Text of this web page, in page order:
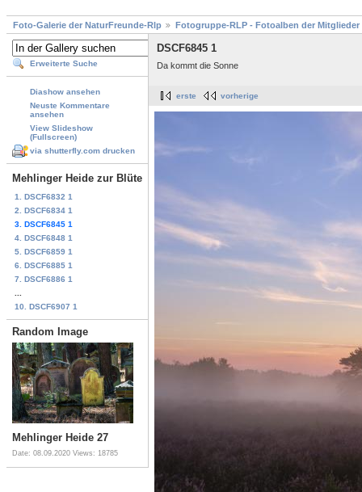
Foto-Galerie der NaturFreunde-Rlp Fotogruppe-RLP - Fotoalben der Mitglieder
Erweiterte Suche
Diashow ansehen
Neuste Kommentare
ansehen
View Slideshow
(Fullscreen)
via shutterfly.com drucken
Mehlinger Heide zur Blüte
1. DSCF6832 1
2. DSCF6834 1
3. DSCF6845 1
4. DSCF6848 1
5. DSCF6859 1
6. DSCF6885 1
7. DSCF6886 1
10. DSCF6907 1
Random Image
Mehlinger Heide 27
Date: 08.09.2020 Views: 18785
DSCF6845 1
Da kommt die Sonne
erste vorherige